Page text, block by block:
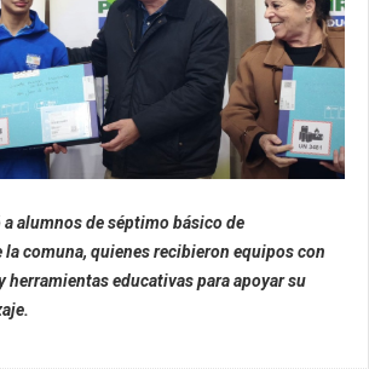
alumnos de séptimo básico de
comuna, quienes recibieron equipos con
herramientas educativas para apoyar su